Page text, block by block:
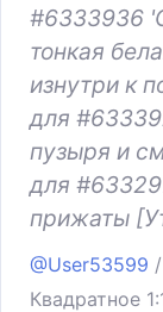
#6333936
тонкая
изнутри к
для
пузыря и
для
прижаты
@User53599 /
Квадратное